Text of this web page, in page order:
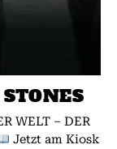
WELT – DER
Jetzt am Kiosk